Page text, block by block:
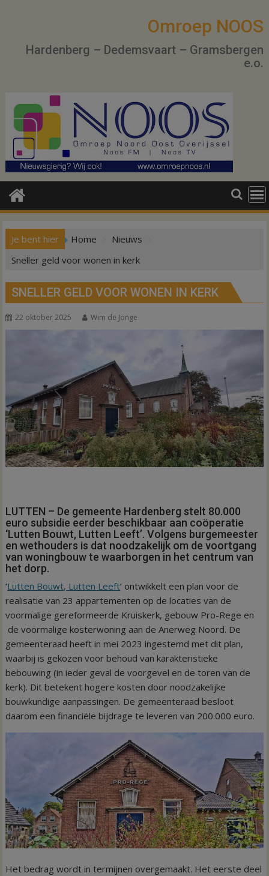
Omroep NOOS
Hardenberg – Dedemsvaart – Gramsbergen
e.o.
Je bent hier Home
Nieuws
Sneller geld voor wonen in kerk
SNELLER GELD VOOR WONEN IN KERK
22 oktober 2025 Wim de Jonge
LUTTEN – De gemeente Hardenberg stelt 80.000
euro subsidie eerder beschikbaar aan coöperatie
‘Lutten Bouwt, Lutten Leeft’. Volgens burgemeester
en wethouders is dat noodzakelijk om de voortgang
van woningbouw te waarborgen in het centrum van
het dorp.
‘Lutten Bouwt, Lutten Leeft’ ontwikkelt een plan voor de
realisatie van 23 appartementen op de locaties van de
voormalige gereformeerde Kruiskerk, gebouw Pro-Rege en
de voormalige kosterwoning aan de Anerweg Noord. De
gemeenteraad heeft in mei 2023 ingestemd met dit plan,
waarbij is gekozen voor behoud van karakteristieke
bebouwing (in ieder geval de voorgevel en de toren van de
kerk). Dit betekent hogere kosten door noodzakelijke
bouwkundige aanpassingen. De gemeenteraad besloot
daarom een financiële bijdrage te leveren van 200.000 euro.
Het bedrag wordt in termijnen overgemaakt. Het eerste deel